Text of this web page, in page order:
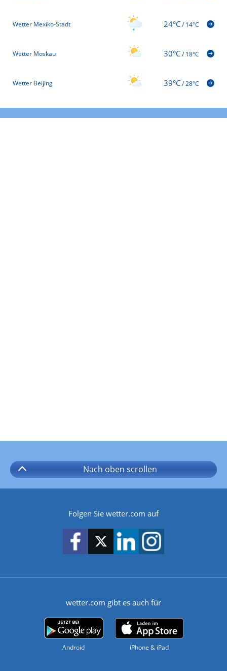
Wetter Mexiko-Stadt 24°C/14°C
Wetter Moskau 30°C/18°C
Wetter Beijing 39°C/28°C
Nach oben scrollen
Folgen Sie wetter.com auf
wetter.com gibt es auch für
Android iPhone & iPad